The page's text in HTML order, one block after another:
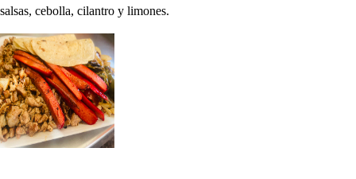
salsas, cebolla, cilantro y limones.